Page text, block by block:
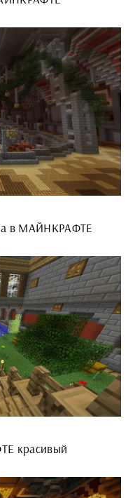
в МАЙНКРАФТЕ
красивый